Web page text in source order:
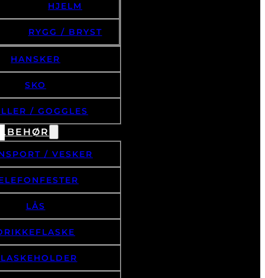
HJELM
RYGG / BRYST
HANSKER
SKO
/ GOGGLES
/ VESKER
LÅS